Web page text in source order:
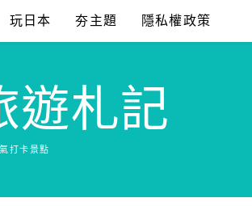
玩日本 夯主題 隱私權政策
遊札記
打卡景點